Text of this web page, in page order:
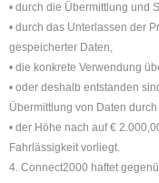
• durch die Übermittlung und
• durch das Unterlassen der
gespeicherter Daten,
• die konkrete Verwendung
• oder deshalb entstanden
Übermittlung von Daten
• der Höhe nach auf €
Fahrlässigkeit vorliegt.
4. Connect2000 haftet